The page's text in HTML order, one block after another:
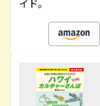
イド。